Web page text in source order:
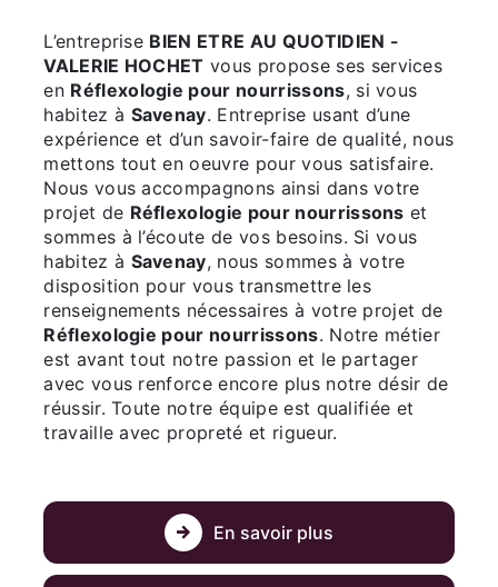
L’entreprise BIEN ETRE AU QUOTIDIEN -
VALERIE HOCHET vous propose ses services
en Réflexologie pour nourrissons, si vous
habitez à Savenay. Entreprise usant d’une
expérience et d’un savoir-faire de qualité, nous
mettons tout en oeuvre pour vous satisfaire.
Nous vous accompagnons ainsi dans votre
projet de Réflexologie pour nourrissons et
sommes à l’écoute de vos besoins. Si vous
habitez à Savenay, nous sommes à votre
disposition pour vous transmettre les
renseignements nécessaires à votre projet de
Réflexologie pour nourrissons. Notre métier
est avant tout notre passion et le partager
avec vous renforce encore plus notre désir de
réussir. Toute notre équipe est qualifiée et
travaille avec propreté et rigueur.
En savoir plus